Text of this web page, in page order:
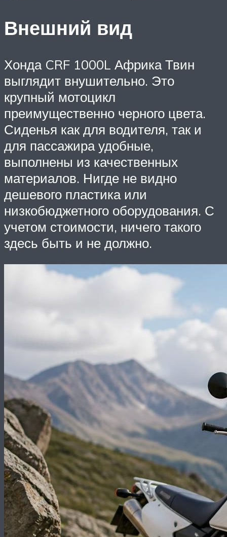
Внешний вид
Хонда CRF 1000L Африка Твин
выглядит внушительно. Это
крупный мотоцикл
преимущественно черного цвета.
Сиденья как для водителя, так и
для пассажира удобные,
выполнены из качественных
материалов. Нигде не видно
дешевого пластика или
низкобюджетного оборудования. С
учетом стоимости, ничего такого
здесь быть и не должно.